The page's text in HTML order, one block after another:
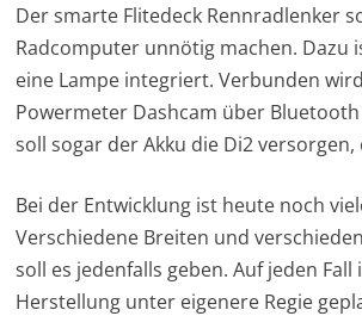
Der smarte Flitedeck Rennradlenker
Radcomputer unnötig machen. Dazu
eine Lampe integriert. Verbunden
Powermeter Dashcam über
soll sogar der Akku die Di2
Bei der Entwicklung ist heute noch
Verschiedene Breiten und
soll es jedenfalls geben. Auf jeden Fall
Herstellung unter eigenere Regie